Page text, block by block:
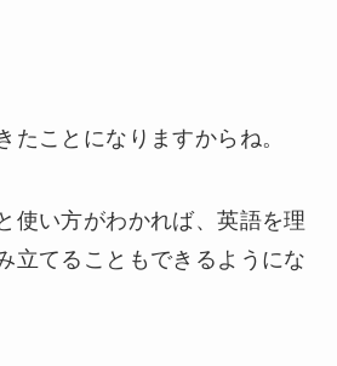
たことになりますからね。
使い方がわかれば、英語を理
立てることもできるようにな